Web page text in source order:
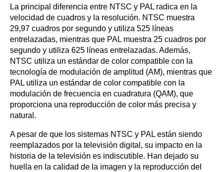
La principal diferencia entre NTSC y PAL radica en la
velocidad de cuadros y la resolución. NTSC muestra
29,97 cuadros por segundo y utiliza 525 líneas
entrelazadas, mientras que PAL muestra 25 cuadros por
segundo y utiliza 625 líneas entrelazadas. Además,
NTSC utiliza un estándar de color compatible con la
tecnología de modulación de amplitud (AM), mientras que
PAL utiliza un estándar de color compatible con la
modulación de frecuencia en cuadratura (QAM), que
proporciona una reproducción de color más precisa y
natural.
A pesar de que los sistemas NTSC y PAL están siendo
reemplazados por la televisión digital, su impacto en la
historia de la televisión es indiscutible. Han dejado su
huella en la calidad de la imagen y la reproducción del